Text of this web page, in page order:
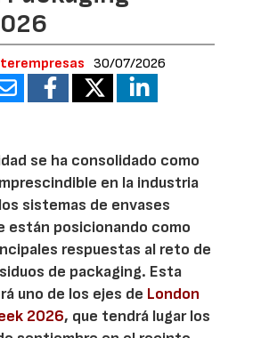
30/07/2026
se ha consolidado como
en la industria
sistemas de envases
están posicionando como
respuestas al reto de
de packaging. Esta
uno de los ejes de London
2026, que tendrá lugar los